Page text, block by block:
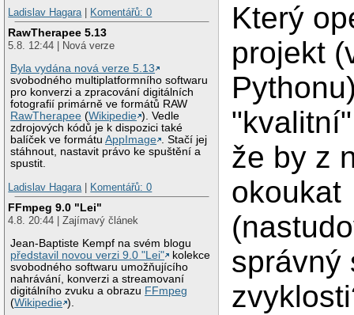
Ladislav Hagara
Komentářů: 0
RawTherapee 5.13
5.8. 12:44 | Nová verze
Byla vydána nová verze 5.13
svobodného multiplatformního softwaru
pro konverzi a zpracování digitálních
fotografií primárně ve formátů RAW
RawTherapee (Wikipedie ). Vedle
zdrojových kódů je k dispozici také
balíček ve formátuAppImage . Stačí jej
stáhnout, nastavit právo ke spuštění a
spustit.
Ladislav Hagara
Komentářů: 0
FFmpeg 9.0 "Lei"
4.8. 20:44 | Zajímavý článek
Jean-Baptiste Kempf na svém blogu
představil novou verzi 9.0 "Lei"
kolekce
svobodného softwaru umožňujícího
nahrávání, konverzi a streamovaní
digitálního zvuku a obrazu FFmpeg
(Wikipedie ).
Který
projekt
že by z
okoukat
správný